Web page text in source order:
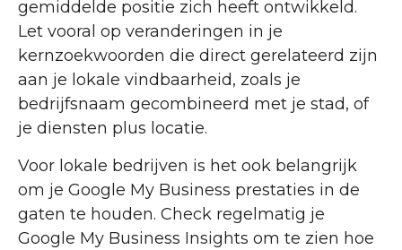
gemiddelde positie zich heeft ontwikkeld.
Let vooral op veranderingen in je
kernzoekwoorden die direct gerelateerd zijn
aan je lokale vindbaarheid, zoals je
bedrijfsnaam gecombineerd met je stad, of
je diensten plus locatie.
Voor lokale bedrijven is het ook belangrijk
om je Google My Business prestaties in de
gaten te houden. Check regelmatig je
Google My Business Insights om te zien hoe